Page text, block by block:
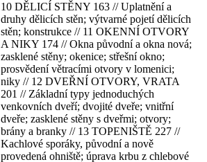
10 DĚLICÍ STĚNY 163 // Uplatnění a
druhy dělicích stěn; výtvarné pojetí dělicích
stěn; konstrukce // 11 OKENNÍ OTVORY
A NIKY 174 // Okna původní a okna nová;
zasklené stěny; okenice; střešní okno;
prosvědení větracími otvory v lomenici;
niky // 12 DVEŘNÍ OTVORY, VRATA
201 // Základní typy jednoduchých
venkovních dveří; dvojité dveře; vnitřní
dveře; zasklené stěny s dveřmi; otvory;
brány a branky // 13 TOPENIŠTĚ 227 //
Kachlové sporáky, původní a nově
provedená ohniště; úprava krbu z chlebové